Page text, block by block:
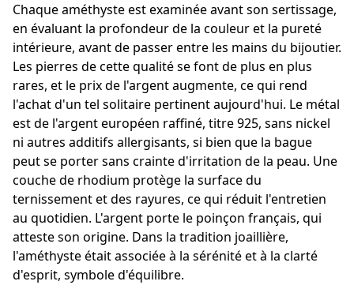
Chaque améthyste est examinée avant son sertissage,
en évaluant la profondeur de la couleur et la pureté
intérieure, avant de passer entre les mains du bijoutier.
Les pierres de cette qualité se font de plus en plus
rares, et le prix de l'argent augmente, ce qui rend
l'achat d'un tel solitaire pertinent aujourd'hui. Le métal
est de l'argent européen raffiné, titre 925, sans nickel
ni autres additifs allergisants, si bien que la bague
peut se porter sans crainte d'irritation de la peau. Une
couche de rhodium protège la surface du
ternissement et des rayures, ce qui réduit l'entretien
au quotidien. L'argent porte le poinçon français, qui
atteste son origine. Dans la tradition joaillière,
l'améthyste était associée à la sérénité et à la clarté
d'esprit, symbole d'équilibre.